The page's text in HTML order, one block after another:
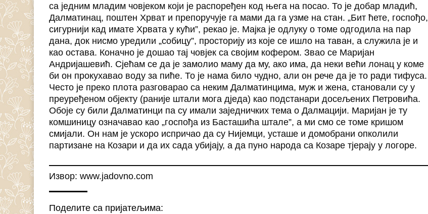
са једним младим човјеком који је распоређен код њега на посао. То је добар младић,
Далматинац, поштен Хрват и препоручује га мами да га узме на стан. „Бит ћете, госпођо,
сигурнији кад имате Хрвата у кући”, рекао је. Мајка је одлуку о томе одгодила на пар
дана, док нисмо уредили „собицу”, просторију из које се ишло на таван, а служила је и
као остава. Коначно је дошао тај човјек са својим кофером. Звао се Маријан
Андријашевић. Сјећам се да је замолио маму да му, ако има, да неки већи лонац у коме
би он прокухавао воду за пиће. То је нама било чудно, али он рече да је то ради тифуса.
Често је преко плота разговарао са неким Далматинцима, муж и жена, становали су у
преуређеном објекту (раније штали мога дједа) као подстанари досељених Петровића.
Обоје су били Далматинци па су имали заједничких тема о Далмацији. Маријан је ту
комшиницу означавао као „госпођа из Басташића штале”, а ми смо се томе кришом
смијали. Он нам је ускоро испричао да су Нијемци, усташе и домобрани опколили
партизане на Козари и да их сада убијају, а да пуно народа са Козаре тјерају у логоре.
Извор: www.jadovno.com
Поделите са пријатељима: